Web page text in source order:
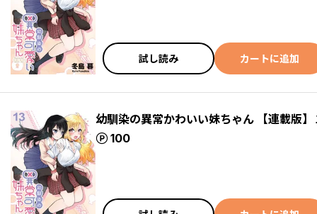
試し読み カートに追加
幼馴染の異常かわいい妹ちゃん 【連載版】
100
ポイント